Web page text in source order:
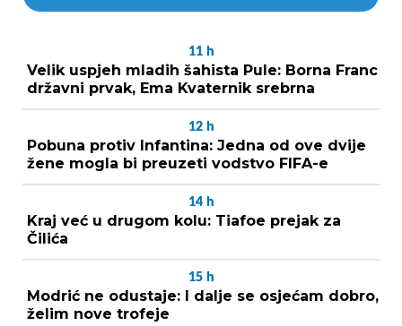
11 h
Velik uspjeh mladih šahista Pule: Borna Franc
državni prvak, Ema Kvaternik srebrna
12 h
Pobuna protiv Infantina: Jedna od ove dvije
žene mogla bi preuzeti vodstvo FIFA-e
14 h
Kraj već u drugom kolu: Tiafoe prejak za
Čilića
15 h
Modrić ne odustaje: I dalje se osjećam dobro,
želim nove trofeje